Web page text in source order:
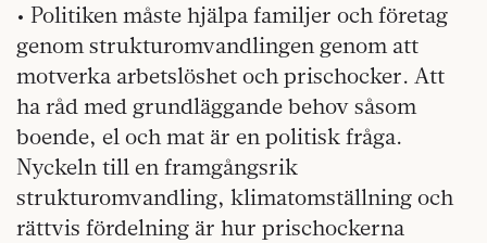
• Politiken måste hjälpa familjer och företag
genom strukturomvandlingen genom att
motverka arbetslöshet och prischocker. Att
ha råd med grundläggande behov såsom
boende, el och mat är en politisk fråga.
Nyckeln till en framgångsrik
strukturomvandling, klimatomställning och
rättvis fördelning är hur prischockerna